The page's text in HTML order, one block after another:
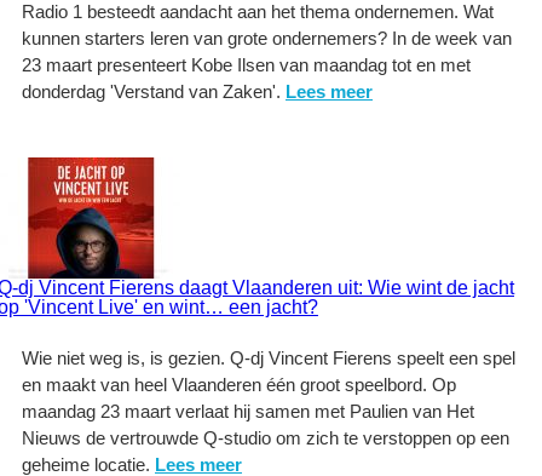
Radio 1 besteedt aandacht aan het thema ondernemen. Wat
kunnen starters leren van grote ondernemers? In de week van
23 maart presenteert Kobe Ilsen van maandag tot en met
donderdag 'Verstand van Zaken'. Lees meer
dj Vincent Fierens daagt Vlaanderen uit: Wie wint de jacht
'Vincent Live' en wint… een jacht?
Wie niet weg is, is gezien. Q-dj Vincent Fierens speelt een spel
en maakt van heel Vlaanderen één groot speelbord. Op
maandag 23 maart verlaat hij samen met Paulien van Het
Nieuws de vertrouwde Q-studio om zich te verstoppen op een
geheime locatie. Lees meer